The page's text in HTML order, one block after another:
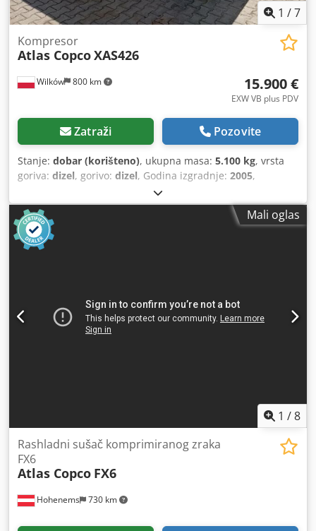
1 /7
Wilków 800 km
Kompresor
Atlas CopcoXAS426
15.900 €
EXW VB plus PDV
Zatraži Pozovite
Stanje: dobar (korišteno), ukupna masa: 5.100 kg, vrsta
goriva: dizel, gorivo: dizel, Godina izgradnje: 2005,
Mali oglas
1 /8
Hohenems 730 km
Rashladni sušač komprimiranog zraka
FX6
Atlas Copco FX6